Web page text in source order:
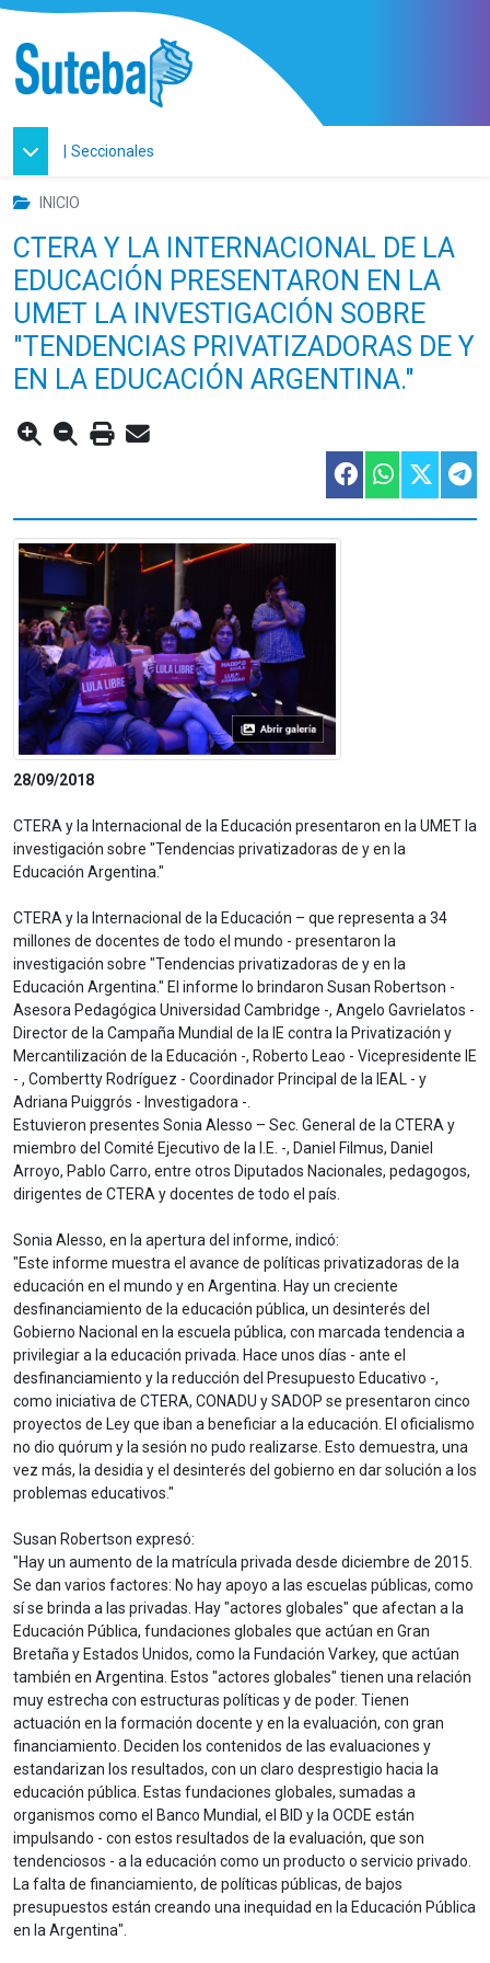
| Seccionales
INICIO
CTERA Y LA INTERNACIONAL DE LA
EDUCACIÓN PRESENTARON EN LA
UMET LA INVESTIGACIÓN SOBRE
"TENDENCIAS PRIVATIZADORAS DE Y
EN LA EDUCACIÓN ARGENTINA."
28/09/2018
CTERA y la Internacional de la Educación presentaron en la UMET la
investigación sobre "Tendencias privatizadoras de y en la
Educación Argentina."
CTERA y la Internacional de la Educación – que representa a 34
millones de docentes de todo el mundo - presentaron la
investigación sobre "Tendencias privatizadoras de y en la
Educación Argentina." El informe lo brindaron Susan Robertson -
Asesora Pedagógica Universidad Cambridge -, Angelo Gavrielatos -
Director de la Campaña Mundial de la IE contra la Privatización y
Mercantilización de la Educación -, Roberto Leao - Vicepresidente IE
- , Combertty Rodríguez - Coordinador Principal de la IEAL - y
Adriana Puiggrós - Investigadora -.
Estuvieron presentes Sonia Alesso – Sec. General de la CTERA y
miembro del Comité Ejecutivo de la I.E. -, Daniel Filmus, Daniel
Arroyo, Pablo Carro, entre otros Diputados Nacionales, pedagogos,
dirigentes de CTERA y docentes de todo el país.
Sonia Alesso, en la apertura del informe, indicó:
"Este informe muestra el avance de políticas privatizadoras de la
educación en el mundo y en Argentina. Hay un creciente
desfinanciamiento de la educación pública, un desinterés del
Gobierno Nacional en la escuela pública, con marcada tendencia a
privilegiar a la educación privada. Hace unos días - ante el
desfinanciamiento y la reducción del Presupuesto Educativo -,
como iniciativa de CTERA, CONADU y SADOP se presentaron cinco
proyectos de Ley que iban a beneficiar a la educación. El oficialismo
no dio quórum y la sesión no pudo realizarse. Esto demuestra, una
vez más, la desidia y el desinterés del gobierno en dar solución a los
problemas educativos."
Susan Robertson expresó:
"Hay un aumento de la matrícula privada desde diciembre de 2015.
Se dan varios factores: No hay apoyo a las escuelas públicas, como
sí se brinda a las privadas. Hay "actores globales" que afectan a la
Educación Pública, fundaciones globales que actúan en Gran
Bretaña y Estados Unidos, como la Fundación Varkey, que actúan
también en Argentina. Estos "actores globales" tienen una relación
muy estrecha con estructuras políticas y de poder. Tienen
actuación en la formación docente y en la evaluación, con gran
financiamiento. Deciden los contenidos de las evaluaciones y
estandarizan los resultados, con un claro desprestigio hacia la
educación pública. Estas fundaciones globales, sumadas a
organismos como el Banco Mundial, el BID y la OCDE están
impulsando - con estos resultados de la evaluación, que son
tendenciosos - a la educación como un producto o servicio privado.
La falta de financiamiento, de políticas públicas, de bajos
presupuestos están creando una inequidad en la Educación Pública
en la Argentina".